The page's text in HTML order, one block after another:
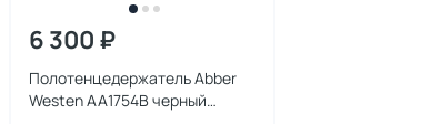
6 300 ₽
Полотенцедержатель Abber
Westen AA1754B черный